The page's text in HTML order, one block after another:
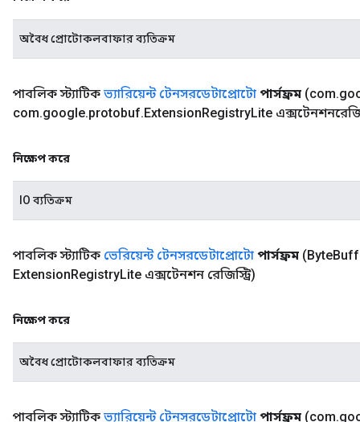
অবৈধ প্রোটোকলবাফার ব্যতিক্রম
পাবলিক স্ট্যাটিক ভ্যারিয়েন্ট টেনসরডেটাপ্রোটো পার্সফ্রম (com.
com.google.protobuf.ExtensionRegistryLite
নিক্ষেপ করে
IO ব্যতিক্রম
পাবলিক স্ট্যাটিক ভেরিয়েন্ট টেনসরডেটাপ্রোটো পার্সফ্রম (Byte
ExtensionRegistryLite এক্সটেনশন রেজিস্ট্রি)
নিক্ষেপ করে
অবৈধ প্রোটোকলবাফার ব্যতিক্রম
পাবলিক স্ট্যাটিক ভ্যারিয়েন্ট টেনসরডেটাপ্রোটো পার্সফ্রম (com.